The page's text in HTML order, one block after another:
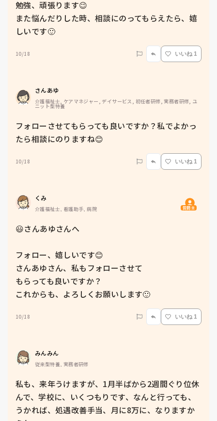
勉強、頑張ります😉
また悩んだりした時、相談にのってもらえたら、嬉
しいです🙂
10/18 いいね 1
さんあゆ
介護福祉士, ケアマネジャー, デイサービス, 初任者研修, 実務者研修, ユ
ニット型特養
フォローさせてもらっても良いですか？私でよかっ
たら相談にのりますね😊
10/18 いいね 1
くみ
介護福祉士, 看護助手, 病院 質問主
😃さんあゆさんへ
フォロー、嬉しいです😊
さんあゆさん、私もフォローさせて
もらっても良いですか？
10/18 いいね 1
みんみん
従来型特養, 実務者研修
私も、来年うけますが、1月半ばから2週間ぐり位休
んで、学校に、いくつもりです、なんと行っても、
うかれば、処遇改善手当、月に8万に、なりますか